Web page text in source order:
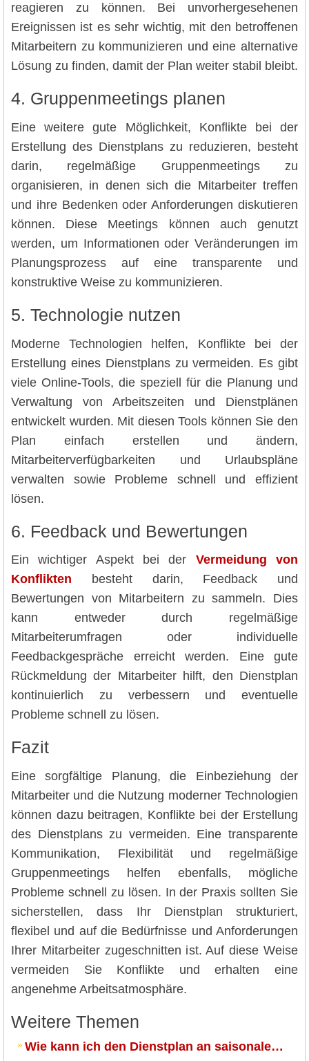
reagieren zu können. Bei unvorhergesehenen
Ereignissen ist es sehr wichtig, mit den betroffenen
Mitarbeitern zu kommunizieren und eine alternative
Lösung zu finden, damit der Plan weiter stabil bleibt.
4. Gruppenmeetings planen
Eine weitere gute Möglichkeit, Konflikte bei der
Erstellung des Dienstplans zu reduzieren, besteht
darin, regelmäßige Gruppenmeetings zu
organisieren, in denen sich die Mitarbeiter treffen
und ihre Bedenken oder Anforderungen diskutieren
können. Diese Meetings können auch genutzt
werden, um Informationen oder Veränderungen im
Planungsprozess auf eine transparente und
konstruktive Weise zu kommunizieren.
5. Technologie nutzen
Moderne Technologien helfen, Konflikte bei der
Erstellung eines Dienstplans zu vermeiden. Es gibt
viele Online-Tools, die speziell für die Planung und
Verwaltung von Arbeitszeiten und Dienstplänen
entwickelt wurden. Mit diesen Tools können Sie den
Plan einfach erstellen und ändern,
Mitarbeiterverfügbarkeiten und Urlaubspläne
verwalten sowie Probleme schnell und effizient
lösen.
6. Feedback und Bewertungen
Ein wichtiger Aspekt bei der Vermeidung von
Konflikten besteht darin, Feedback und
Bewertungen von Mitarbeitern zu sammeln. Dies
kann entweder durch regelmäßige
Mitarbeiterumfragen oder individuelle
Feedbackgespräche erreicht werden. Eine gute
Rückmeldung der Mitarbeiter hilft, den Dienstplan
kontinuierlich zu verbessern und eventuelle
Probleme schnell zu lösen.
Fazit
Eine sorgfältige Planung, die Einbeziehung der
Mitarbeiter und die Nutzung moderner Technologien
können dazu beitragen, Konflikte bei der Erstellung
des Dienstplans zu vermeiden. Eine transparente
Kommunikation, Flexibilität und regelmäßige
Gruppenmeetings helfen ebenfalls, mögliche
Probleme schnell zu lösen. In der Praxis sollten Sie
sicherstellen, dass Ihr Dienstplan strukturiert,
flexibel und auf die Bedürfnisse und Anforderungen
Ihrer Mitarbeiter zugeschnitten ist. Auf diese Weise
vermeiden Sie Konflikte und erhalten eine
angenehme Arbeitsatmosphäre.
Weitere Themen
Wie kann ich den Dienstplan an saisonale…